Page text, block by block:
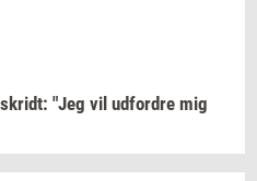
skridt: "Jeg vil ud­for­dre mig